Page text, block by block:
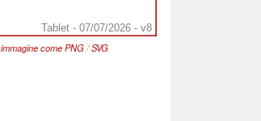
Tablet - 07/07/2026 - v8
immagine comePNG/SVG